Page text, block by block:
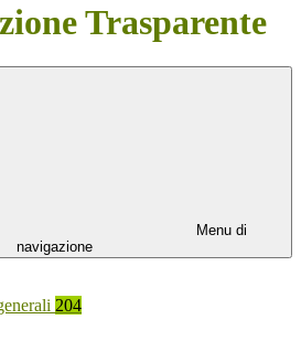
Trasparente
Menu di
navigazione
204